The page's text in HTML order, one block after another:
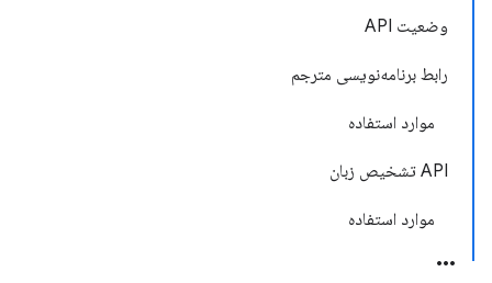
وضعیت API
رابط برنامه‌نویسی مترجم
موارد استفاده
API تشخیص زبان
موارد استفاده